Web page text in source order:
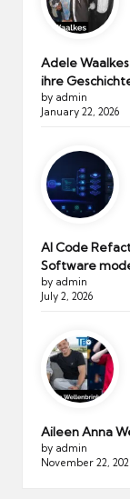
Adele
ihre
by admin
January 22, 2026
AI Code
Software
by admin
July 2, 2026
Aileen Anna
by admin
November 22,